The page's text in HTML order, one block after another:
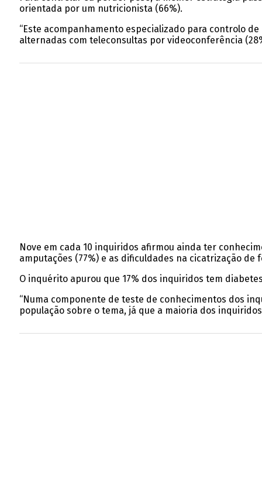
orientada por um nutricionista (66%).
“Este acompanhamento especializado para controlo
alternadas com teleconsultas por videoconferência
Nove em cada 10 inquiridos afirmou ainda ter
amputações (77%) e as dificuldades na cicatrização de
O inquérito apurou que 17% dos inquiridos tem
“Numa componente de teste de conhecimentos dos
população sobre o tema, já que a maioria dos